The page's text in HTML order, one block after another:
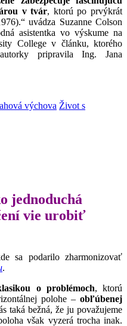
v tvár, ktorú po prvýkrát
uvádza Suzanne Colson
asistentka vo výskume na
College v článku, ktorého
pripravila Ing. Jana
výchova Život s
jednoduchá
vie urobiť
sa podarilo zharmonizovať
.
o problémoch, ktorú
polohe – obľúbenej
taká bežná, že ju považujeme
však vyzerá trocha inak.